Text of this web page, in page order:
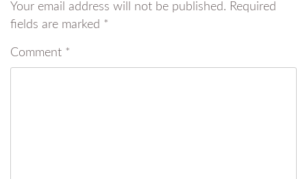
Your email address will not be published. Required
fields are marked *
Comment *